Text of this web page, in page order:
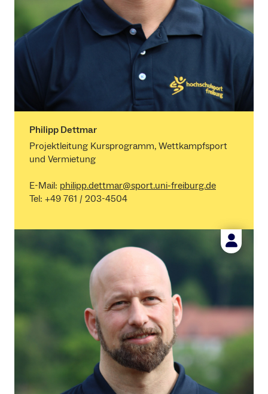
Philipp Dettmar
Projektleitung Kursprogramm, Wettkampfsport
und Vermietung
E-Mail: philipp.dettmar@sport.uni-freiburg.de
Tel: +49 761 / 203-4504